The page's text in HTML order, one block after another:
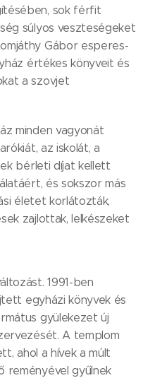
sok férfit
súlyos veszteségeket
Gábor esperes-
értékes könyveit és
a szovjet
minden vagyonát
az iskolát, a
bérleti díjat kellett
és sokszor más
életet korlátozták,
zajlottak, lelkészeket
1991-ben
egyházi könyvek és
gyülekezet új
A templom
ahol a hívek a múlt
reményével gyűlnek